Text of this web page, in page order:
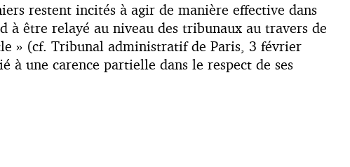
restent incités à agir de manière effective dans
à être relayé au niveau des tribunaux au travers de
» (cf. Tribunal administratif de Paris, 3 février
à une carence partielle dans le respect de ses